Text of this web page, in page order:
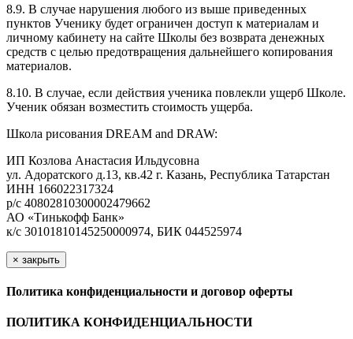
8.9. В случае нарушения любого из выше приведенных
пунктов Ученику будет ограничен доступ к материалам и
личному кабинету на сайте Школы без возврата денежных
средств с целью предотвращения дальнейшего копирования
материалов.
8.10. В случае, если действия ученика повлекли ущерб Школе.
Ученик обязан возместить стоимость ущерба.
Школа рисования DREAM and DRAW:
ИП Козлова Анастасия Ильдусовна
ул. Адоратского д.13, кв.42 г. Казань, Республика Татарстан
ИНН 166022317324
р/с 40802810300002479662
АО «Тинькофф Банк»
к/с 30101810145250000974, БИК 044525974
× закрыть
Политика конфиденциальности и договор оферты
ПОЛИТИКА КОНФИДЕНЦИАЛЬНОСТИ